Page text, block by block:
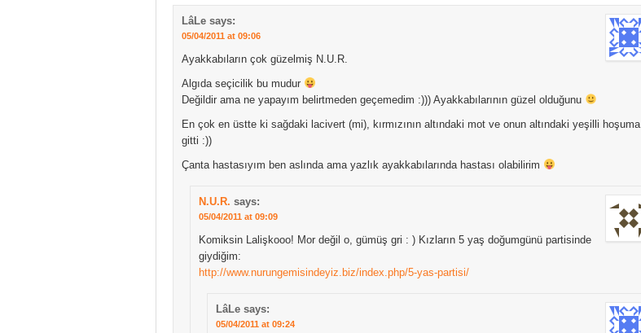
LâLe says:
05/04/2011 at 09:06
Ayakkabıların çok güzelmiş N.U.R.
Algıda seçicilik bu mudur
Değildir ama ne yapayım belirtmeden geçemedim :))) Ayakkabılarının güzel olduğunu
En çok en üstte ki sağdaki lacivert (mi), kırmızının altındaki mot ve onun altındaki yeşilli hoşuma
gitti :))
Çanta hastasıyım ben aslında ama yazlık ayakkabılarında hastası olabilirim
N.U.R. says:
05/04/2011 at 09:09
Komiksin Lalişkooo! Mor değil o, gümüş gri : ) Kızların 5 yaş doğumgünü partisinde
giydiğim:
http://www.nurungemisindeyiz.biz/index.php/5-yas-partisi/
LâLe says:
05/04/2011 at 09:24